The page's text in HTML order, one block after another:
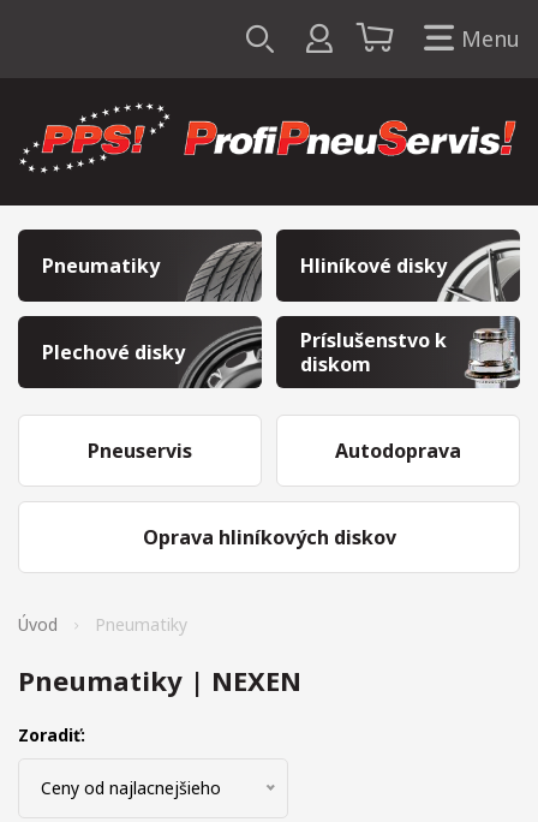
Menu
Pneumatiky Hliníkové disky
Plechové disky
Príslušenstvo k
diskom
Pneuservis
Oprava hliníkových diskov
Autodoprava
Úvod Pneumatiky
Pneumatiky | NEXEN
Zoradiť:
Ceny od najlacnejšieho